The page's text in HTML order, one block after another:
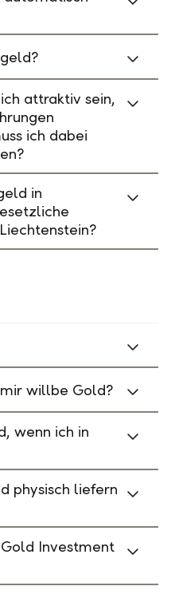
attraktiv sein,
ich dabei
in
willbe Gold?
wenn ich in
physisch liefern
Investment